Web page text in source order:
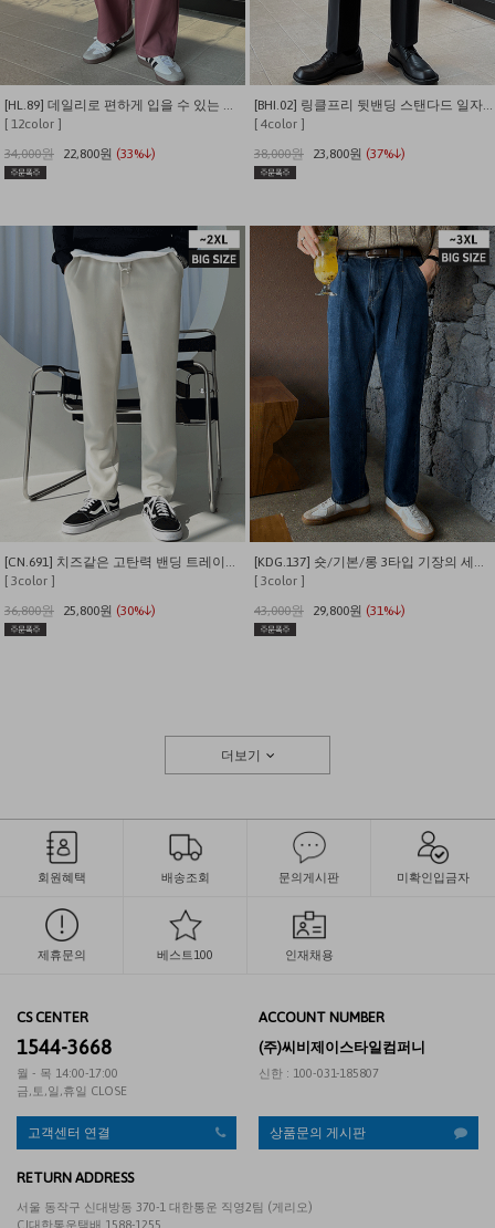
[HL.89] 데일리로 편하게 입을 수 있는 와이드 밴딩 스판 슬랙스
[ 12color ]
34,000원
22,800원 (33%↓)
[BHI.02] 링클프리 뒷밴딩 스탠다드 일자핏 스판 슬랙스
[ 4color ]
38,000원
23,800원 (37%↓)
[CN.691] 치즈같은 고탄력 밴딩 트레이닝 슬랙스
[ 3color ]
36,800원
25,800원 (30%↓)
[KDG.137] 숏/기본/롱 3타입 기장의 세미와이드 핀턱 밴딩 블루데님팬츠
[ 3color ]
43,000원
29,800원 (31%↓)
더보기
회원혜택 배송조회 문의게시판 미확인입금자
제휴문의 베스트100 인재채용
CS CENTER
1544-3668
월 - 목 14:00-17:00
금,토,일,휴일 CLOSE
ACCOUNT NUMBER
(주)씨비제이스타일컴퍼니
신한 : 100-031-185807
고객센터 연결 상품문의 게시판
RETURN ADDRESS
서울 동작구 신대방동 370-1 대한통운 직영2팀 (게리오)
CJ대한통운택배 1588-1255